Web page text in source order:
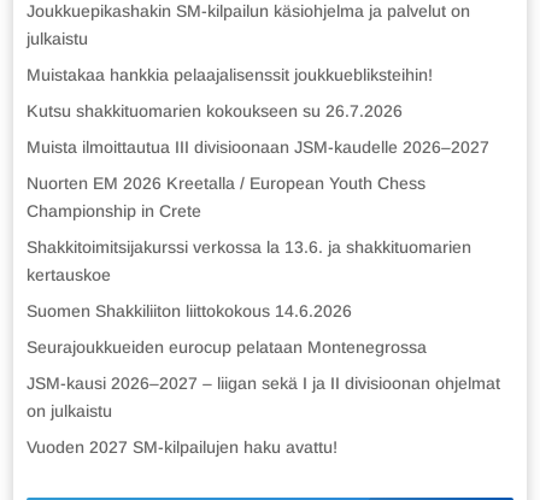
Joukkuepikashakin SM-kilpailun käsiohjelma ja palvelut on
julkaistu
Muistakaa hankkia pelaajalisenssit joukkuebliksteihin!
Kutsu shakkituomarien kokoukseen su 26.7.2026
Muista ilmoittautua III divisioonaan JSM-kaudelle 2026–2027
Nuorten EM 2026 Kreetalla / European Youth Chess
Championship in Crete
Shakkitoimitsijakurssi verkossa la 13.6. ja shakkituomarien
kertauskoe
Suomen Shakkiliiton liittokokous 14.6.2026
Seurajoukkueiden eurocup pelataan Montenegrossa
JSM-kausi 2026–2027 – liigan sekä I ja II divisioonan ohjelmat
on julkaistu
Vuoden 2027 SM-kilpailujen haku avattu!